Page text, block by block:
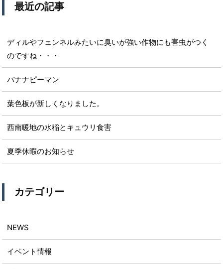
最近の記事
ディルやフェンネルみたいに臭いが強い作物にも害虫がつく
のですね・・・
バナナピーマン
葉色板が新しくなりました。
西南暖地の水稲とキュウリ食害
夏季休暇のお知らせ
カテゴリー
NEWS
イベント情報